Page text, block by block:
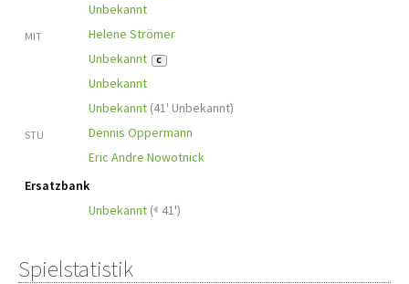
Unbekannt
MIT
Helene Strömer
Unbekannt
C
Unbekannt
Unbekannt (41' Unbekannt)
STU
Dennis Oppermann
Eric Andre Nowotnick
Ersatzbank
Unbekannt ( 41')
Spielstatistik